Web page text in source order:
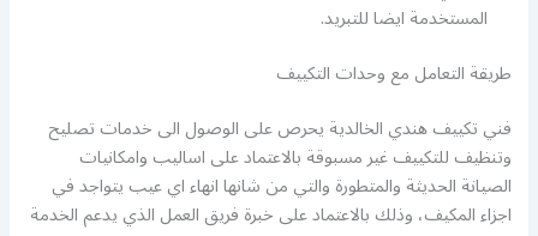
المستخدمة ايضا للتبريد.
طريقة التعامل مع وحدات التكييف
فني تكييف هندي الخالدية يحرص على الوصول الى خدمات تصليح
وتنظيف للتكييف غير مسبوقة بالاعتماد على اساليب وامكانيات
الصيانة الحديثة والمتطورة والتي من شانها انهاء اي عيب يتواجد في
اجزاء المكيف، وذلك بالاعتماد على خبرة فريق العمل الذي يدعم الخدمة